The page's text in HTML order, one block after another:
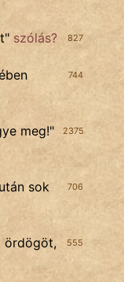
827
" szólás?
744
2375
meg!"
706
sok
555
ördögöt,